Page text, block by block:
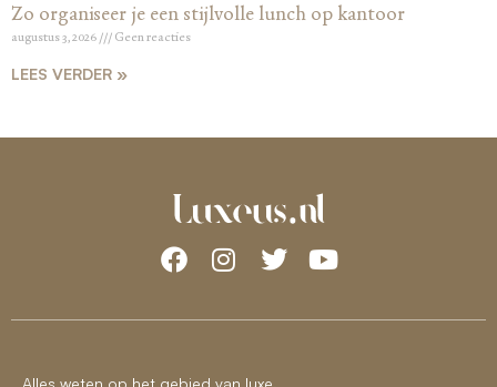
Zo organiseer je een stijlvolle lunch op kantoor
augustus 3, 2026 Geen reacties
LEES VERDER »
Alles weten op het gebied van luxe.